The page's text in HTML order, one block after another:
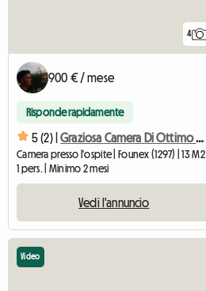
4
900 € / mese
Risponde rapidamente
5 (2) | Graziosa Camera Di Ottimo Standing In 1 Oasi Di Pace
Camera presso l'ospite | Founex (1297) | 13 M2
1 pers. | Minimo 2 mesi
Vedi l'annuncio
Video